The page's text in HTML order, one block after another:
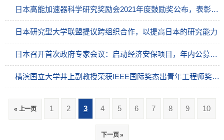
日本高能加速器科学研究奖励会2021年度鼓励奖公布，表彰5项研究内容
日本研究型大学联盟提议跨组织合作，以提高日本的研究能力
日本召开首次政府专家会议：启动经济安保项目，年内公募“国家基础”重要技术课题
横滨国立大学井上副教授荣获IEEE国际奖杰出青年工程师奖，为日本人首位
« 上一页 1 2 3 4 5 6 7 8 9 10
下一页 »